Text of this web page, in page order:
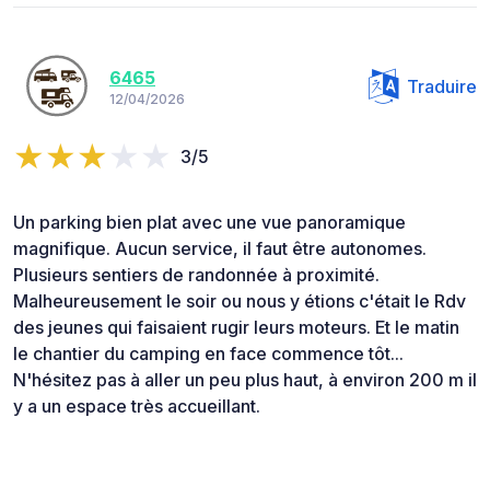
6465
12/04/2026
Traduire
3/5
Un parking bien plat avec une vue panoramique
magnifique. Aucun service, il faut être autonomes.
Plusieurs sentiers de randonnée à proximité.
Malheureusement le soir ou nous y étions c'était le Rdv
des jeunes qui faisaient rugir leurs moteurs. Et le matin
le chantier du camping en face commence tôt...
N'hésitez pas à aller un peu plus haut, à environ 200 m il
y a un espace très accueillant.